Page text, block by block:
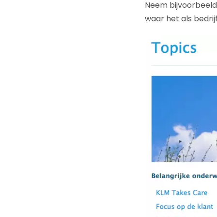
Neem
waar het als